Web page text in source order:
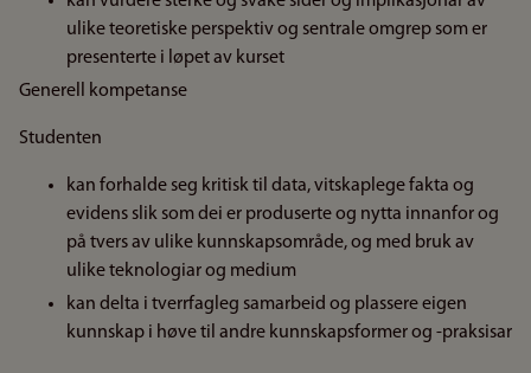
ulike teoretiske perspektiv og sentrale omgrep som er
presenterte i løpet av kurset
Generell kompetanse
Studenten
kan forhalde seg kritisk til data, vitskaplege fakta og
evidens slik som dei er produserte og nytta innanfor og
på tvers av ulike kunnskapsområde, og med bruk av
ulike teknologiar og medium
kan delta i tverrfagleg samarbeid og plassere eigen
kunnskap i høve til andre kunnskapsformer og -praksisar